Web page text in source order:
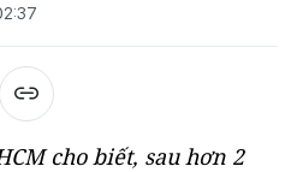
cho biết, sau hơn 2